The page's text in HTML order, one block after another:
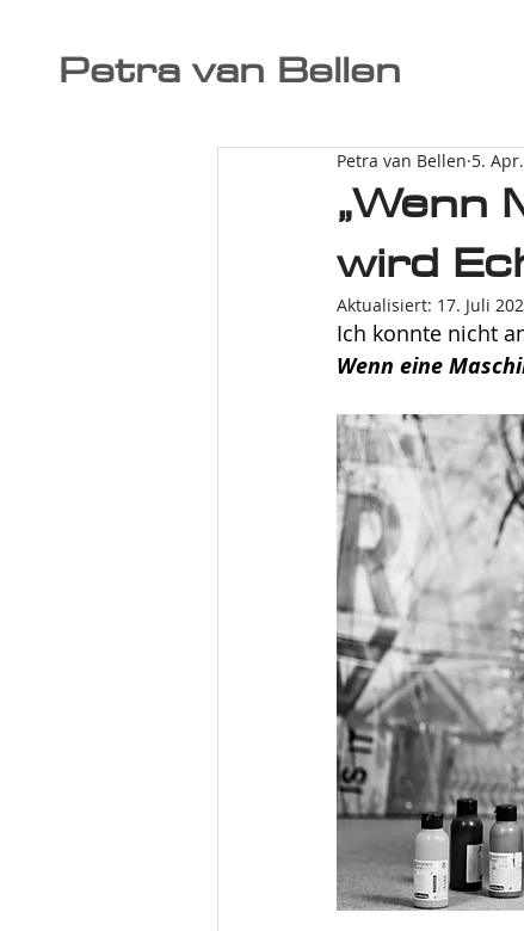
Petra van Bellen
„Wenn
wird
Petra van Bellen 5.
Aktualisiert: 17. Juli
Ich konnte nicht
Wenn eine